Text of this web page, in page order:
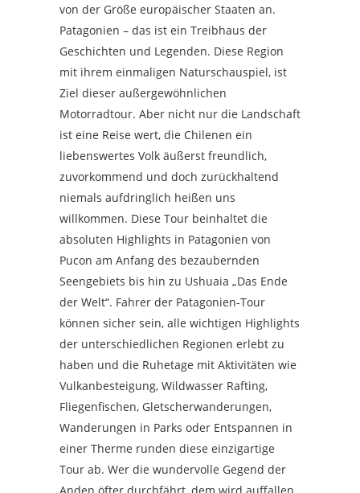
von der Größe europäischer Staaten an.
Patagonien – das ist ein Treibhaus der
Geschichten und Legenden. Diese Region
mit ihrem einmaligen Naturschauspiel, ist
Ziel dieser außergewöhnlichen
Motorradtour. Aber nicht nur die Landschaft
ist eine Reise wert, die Chilenen ein
liebenswertes Volk äußerst freundlich,
zuvorkommend und doch zurückhaltend
niemals aufdringlich heißen uns
willkommen. Diese Tour beinhaltet die
absoluten Highlights in Patagonien von
Pucon am Anfang des bezaubernden
Seengebiets bis hin zu Ushuaia „Das Ende
der Welt“. Fahrer der Patagonien-Tour
können sicher sein, alle wichtigen Highlights
der unterschiedlichen Regionen erlebt zu
haben und die Ruhetage mit Aktivitäten wie
Vulkanbesteigung, Wildwasser Rafting,
Fliegenfischen, Gletscherwanderungen,
Wanderungen in Parks oder Entspannen in
einer Therme runden diese einzigartige
Tour ab. Wer die wundervolle Gegend der